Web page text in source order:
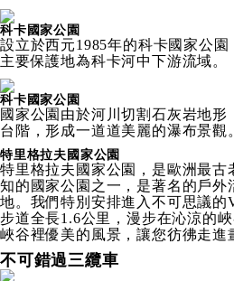
科卡國家公園
設立於西元1985年的科卡國家公園
主要保護地為科卡河中下游流域。
科卡國家公園
國家公園由於河川切割石灰岩地
台階，形成一道道美麗的瀑布景觀
特里格拉夫國家公園
特里格拉夫國家公園，是歐洲最古
知的國家公園之一，是著名的戶外
地。我們特別安排進入不可思議的
步道全長1.6公里，漫步在沁涼的
峽谷裡優美的風景，讓您彷彿走進
不可錯過三纜車